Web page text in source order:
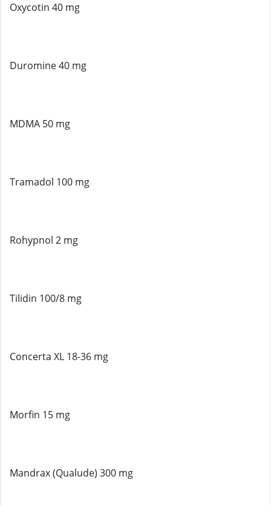
Oxycotin 40 mg
Duromine 40 mg
MDMA 50 mg
Tramadol 100 mg
Rohypnol 2 mg
Tilidin 100/8 mg
Concerta XL 18-36 mg
Morfin 15 mg
Mandrax (Qualude) 300 mg